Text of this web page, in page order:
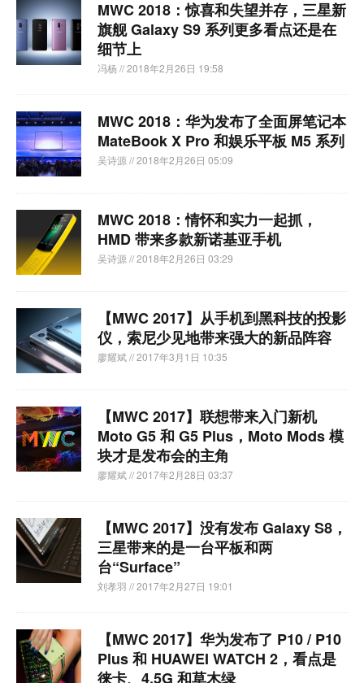
MWC 2018：惊喜和失望并存，三星新
旗舰 Galaxy S9 系列更多看点还是在
细节上
冯杨 // 2018年2月26日 19:58
MWC 2018：华为发布了全面屏笔记本
MateBook X Pro 和娱乐平板 M5 系列
吴诗源 // 2018年2月26日 05:09
MWC 2018：情怀和实力一起抓，
HMD 带来多款新诺基亚手机
吴诗源 // 2018年2月26日 03:29
【MWC 2017】从手机到黑科技的投影
仪，索尼少见地带来强大的新品阵容
廖耀斌 // 2017年3月1日 10:35
【MWC 2017】联想带来入门新机
Moto G5 和 G5 Plus，Moto Mods 模
块才是发布会的主角
廖耀斌 // 2017年2月28日 03:37
【MWC 2017】没有发布 Galaxy S8，
三星带来的是一台平板和两
台“Surface”
刘孝羽 // 2017年2月27日 19:01
【MWC 2017】华为发布了 P10 / P10
Plus 和 HUAWEI WATCH 2，看点是
徕卡、4.5G 和草木绿